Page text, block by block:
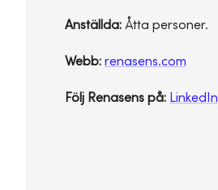
Anställda: Åtta personer.
Webb: renasens.com
Följ Renasens på: LinkedIn